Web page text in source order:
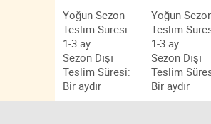
Yoğun Sezon
Teslim Süresi:
1-3 ay
Sezon Dışı
Teslim Süresi:
Bir aydır
Yoğun
Teslim
1-3 ay
Sezon Dışı
Teslim
Bir aydır